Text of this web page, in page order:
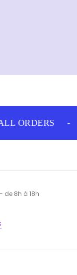
ORDERS
de 8h à 18h